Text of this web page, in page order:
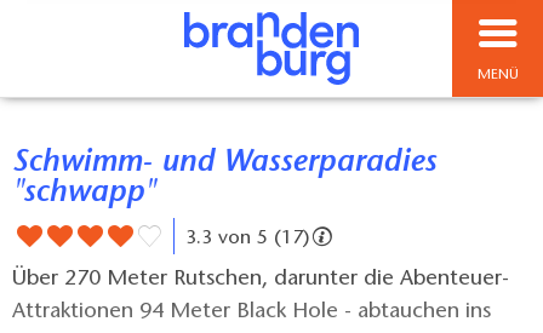
MENÜ
Schwimm- und Wasserparadies
"schwapp"
3.3 von 5 (17)
Über 270 Meter Rutschen, darunter die Abenteuer-
Attraktionen 94 Meter Black Hole - abtauchen ins